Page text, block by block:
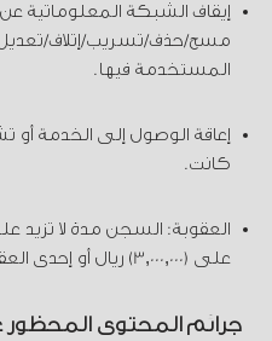
إيقاف الشبكة المعلوماتية
مسح/حذف/تسريب/إتلاف/تعديل
المستخدمة فيها.
إعاقة الوصول إلى الخدمة
كانت.
العقوبة: السجن مدة لا تزيد
على (3,000,000) ريال أو إحدى العقوبتين.
جرائم المحتوى المحظور